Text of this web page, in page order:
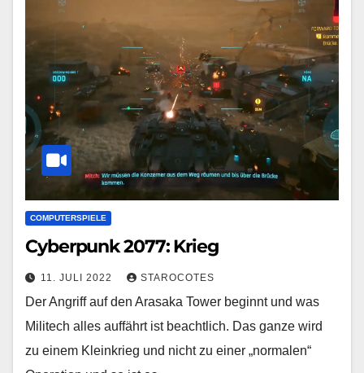
COMPUTERSPIELE
Cyberpunk 2077: Krieg
11. JULI 2022 STAROCOTES
Der Angriff auf den Arasaka Tower beginnt und was
Militech alles auffährt ist beachtlich. Das ganze wird
zu einem Kleinkrieg und nicht zu einer „normalen“